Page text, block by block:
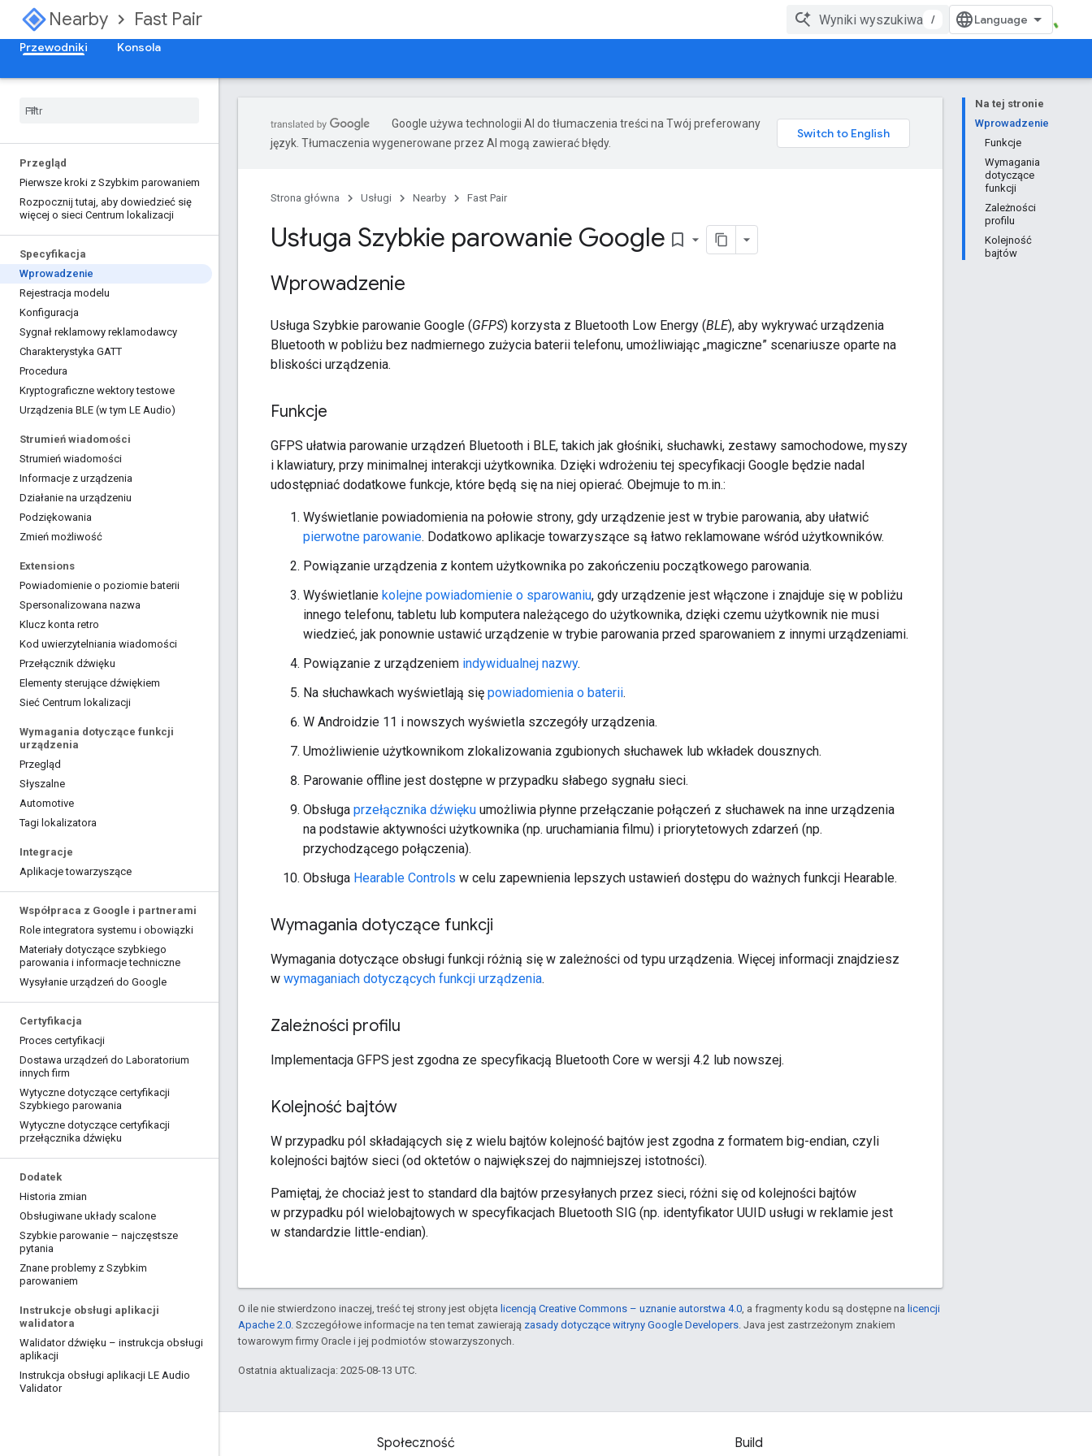
Nearby Fast Pair
/
Przewodniki
Konsola
Przegląd
Pierwsze kroki z Szybkim parowaniem
Rozpocznij tutaj, aby dowiedzieć się
więcej o sieci Centrum lokalizacji
Specyfikacja
Wprowadzenie
Rejestracja modelu
Konfiguracja
Sygnał reklamowy reklamodawcy
Charakterystyka GATT
Procedura
Kryptograficzne wektory testowe
Urządzenia BLE (w tym LE Audio)
Strumień wiadomości
Strumień wiadomości
Informacje z urządzenia
Działanie na urządzeniu
Podziękowania
Zmień możliwość
Extensions
Powiadomienie o poziomie baterii
Spersonalizowana nazwa
Klucz konta retro
Kod uwierzytelniania wiadomości
Przełącznik dźwięku
Elementy sterujące dźwiękiem
Sieć Centrum lokalizacji
Wymagania dotyczące funkcji
urządzenia
Przegląd
Słyszalne
Automotive
Tagi lokalizatora
Integracje
Aplikacje towarzyszące
Współpraca z Google i partnerami
Role integratora systemu i obowiązki
Materiały dotyczące szybkiego
parowania i informacje techniczne
Wysyłanie urządzeń do Google
Certyfikacja
Proces certyfikacji
Dostawa urządzeń do Laboratorium
innych firm
Wytyczne dotyczące certyfikacji
Szybkiego parowania
Wytyczne dotyczące certyfikacji
przełącznika dźwięku
Dodatek
Historia zmian
Obsługiwane układy scalone
Szybkie parowanie – najczęstsze
pytania
Znane problemy z Szybkim
parowaniem
Instrukcje obsługi aplikacji
walidatora
Walidator dźwięku – instrukcja obsługi
aplikacji
Instrukcja obsługi aplikacji LE Audio
Validator
Na tej stronie
Wprowadzenie
Funkcje
Wymagania
dotyczące
funkcji
Zależności
profilu
Kolejność
bajtów
Google używa technologii AI do tłumaczenia treści na Twój preferowany
język. Tłumaczenia wygenerowane przez AI mogą zawierać błędy.
Strona główna Usługi Nearby Fast Pair
Usługa Szybkie parowanie Google bookmark_border
Wprowadzenie
Usługa Szybkie parowanie Google (GFPS) korzysta z Bluetooth Low Energy (BLE), aby wykrywać urządzenia
Bluetooth w pobliżu bez nadmiernego zużycia baterii telefonu, umożliwiając „magiczne” scenariusze oparte na
bliskości urządzenia.
Funkcje
GFPS ułatwia parowanie urządzeń Bluetooth i BLE, takich jak głośniki, słuchawki, zestawy samochodowe, myszy
i klawiatury, przy minimalnej interakcji użytkownika. Dzięki wdrożeniu tej specyfikacji Google będzie nadal
udostępniać dodatkowe funkcje, które będą się na niej opierać. Obejmuje to m.in.:
Wyświetlanie powiadomienia na połowie strony, gdy urządzenie jest w trybie parowania, aby ułatwić
pierwotne parowanie. Dodatkowo aplikacje towarzyszące są łatwo reklamowane wśród użytkowników.
Powiązanie urządzenia z kontem użytkownika po zakończeniu początkowego parowania.
Wyświetlanie kolejne powiadomienie o sparowaniu, gdy urządzenie jest włączone i znajduje się w pobliżu
innego telefonu, tabletu lub komputera należącego do użytkownika, dzięki czemu użytkownik nie musi
wiedzieć, jak ponownie ustawić urządzenie w trybie parowania przed sparowaniem z innymi urządzeniami.
Powiązanie z urządzeniem indywidualnej nazwy.
Na słuchawkach wyświetlają się powiadomienia o baterii.
W Androidzie 11 i nowszych wyświetla szczegóły urządzenia.
Umożliwienie użytkownikom zlokalizowania zgubionych słuchawek lub wkładek dousznych.
Parowanie offline jest dostępne w przypadku słabego sygnału sieci.
Obsługa przełącznika dźwięku umożliwia płynne przełączanie połączeń z słuchawek na inne urządzenia
na podstawie aktywności użytkownika (np. uruchamiania filmu) i priorytetowych zdarzeń (np.
przychodzącego połączenia).
Obsługa Hearable Controls w celu zapewnienia lepszych ustawień dostępu do ważnych funkcji Hearable.
Wymagania dotyczące funkcji
Wymagania dotyczące obsługi funkcji różnią się w zależności od typu urządzenia. Więcej informacji znajdziesz
w wymaganiach dotyczących funkcji urządzenia.
Zależności profilu
Implementacja GFPS jest zgodna ze specyfikacją Bluetooth Core w wersji 4.2 lub nowszej.
Kolejność bajtów
W przypadku pól składających się z wielu bajtów kolejność bajtów jest zgodna z formatem big-endian, czyli
kolejności bajtów sieci (od oktetów o największej do najmniejszej istotności).
Pamiętaj, że chociaż jest to standard dla bajtów przesyłanych przez sieci, różni się od kolejności bajtów
w przypadku pól wielobajtowych w specyfikacjach Bluetooth SIG (np. identyfikator UUID usługi w reklamie jest
w standardzie little-endian).
O ile nie stwierdzono inaczej, treść tej strony jest objęta licencją Creative Commons – uznanie autorstwa 4.0 , a fragmenty kodu są dostępne na licencji
Apache 2.0 . Szczegółowe informacje na ten temat zawierają zasady dotyczące witryny Google Developers . Java jest zastrzeżonym znakiem
towarowym firmy Oracle i jej podmiotów stowarzyszonych.
Ostatnia aktualizacja: 2025-08-13 UTC.
Społeczność Build